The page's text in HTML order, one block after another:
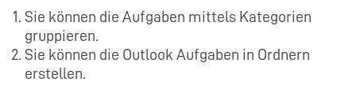
Sie können die Aufgaben mittels Kategorien
gruppieren.
Sie können die Outlook Aufgaben in Ordnern
erstellen.